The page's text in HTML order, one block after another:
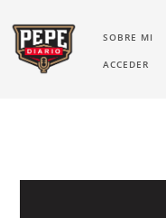
SOBRE MI
ACCEDER